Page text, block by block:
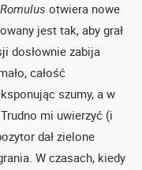
Romulus otwiera nowe
jest tak, aby grał
dosłownie zabija
całość
szumy, a w
mi uwierzyć (i
dał zielone
W czasach, kiedy